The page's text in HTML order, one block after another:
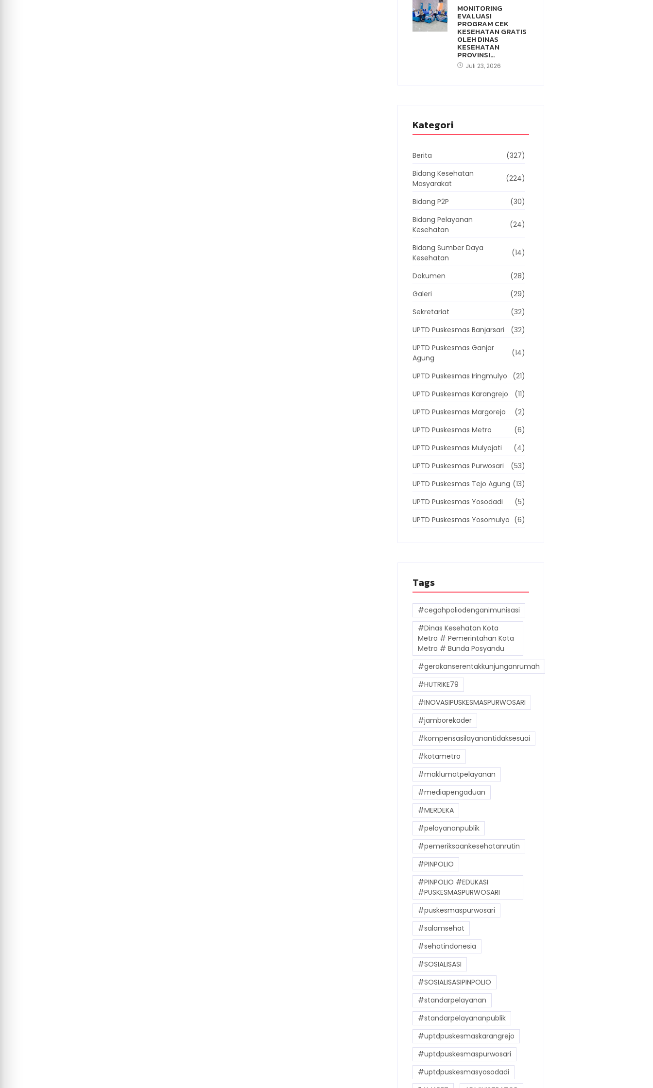
MONITORING
EVALUASI
PROGRAM CEK
KESEHATAN GRATIS
OLEH DINAS
KESEHATAN
PROVINSI…
Juli 23, 2026
Kategori
Berita
(327)
Bidang Kesehatan
Masyarakat
(224)
Bidang P2P
(30)
Bidang Pelayanan
Kesehatan
(24)
Bidang Sumber Daya
Kesehatan
(14)
Dokumen
(28)
Galeri
(29)
Sekretariat
(32)
UPTD Puskesmas Banjarsari
(32)
UPTD Puskesmas Ganjar
Agung
(14)
UPTD Puskesmas Iringmulyo
(21)
UPTD Puskesmas Karangrejo
(11)
UPTD Puskesmas Margorejo
(2)
UPTD Puskesmas Metro
(6)
UPTD Puskesmas Mulyojati
(4)
UPTD Puskesmas Purwosari
(53)
UPTD Puskesmas Tejo Agung (13)
UPTD Puskesmas Yosodadi
(5)
UPTD Puskesmas Yosomulyo (6)
Tags
#cegahpoliodenganimunisasi
#Dinas Kesehatan Kota
Metro # Pemerintahan Kota
Metro # Bunda Posyandu
#gerakanserentakkunjunganrumah
#HUTRIKE79
#INOVASIPUSKESMASPURWOSARI
#jamborekader
#kompensasilayanantidaksesuai
#kotametro
#maklumatpelayanan
#mediapengaduan
#MERDEKA
#pelayananpublik
#pemeriksaankesehatanrutin
#PINPOLIO
#PINPOLIO #EDUKASI
#PUSKESMASPURWOSARI
#puskesmaspurwosari
#salamsehat
#sehatindonesia
#SOSIALISASI
#SOSIALISASIPINPOLIO
#standarpelayanan
#standarpelayananpublik
#uptdpuskesmaskarangrejo
#uptdpuskesmaspurwosari
#uptdpuskesmasyosodadi